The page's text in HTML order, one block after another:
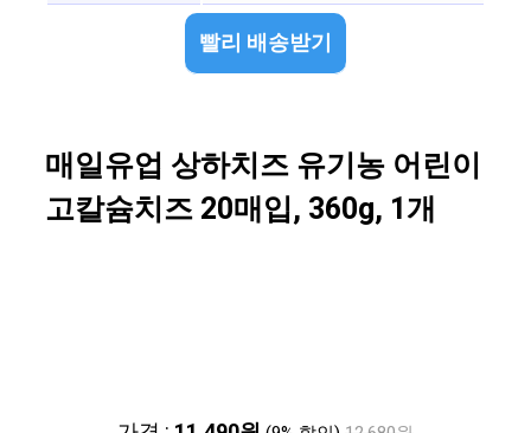
빨리 배송받기
매일유업 상하치즈 유기농 어린이
고칼슘치즈 20매입, 360g, 1개